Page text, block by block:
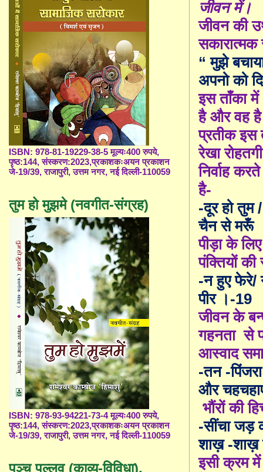
जीवन में।
जीवन की
सकारात्मक
“मुझे
अपनो को
इस ताँका में
है और वह है
प्रतीक इस
रेखा
निर्वाह
है-
-दूर हो
चैन से मरूँ
पीड़ा के
पंक्तियों
-न हुए फेरे/
पीर ।-19
जीवन के
गहनता से
आस्वाद
-तन -
और
भौंरों की
-सींचा जड़
शाख़ -
इसी क्रम
ISBN: 978-81-19229-38-5 मूल्यः400 रुपये,
पृष्ठ:144, संस्करण:2023,प्रकाशकःअयन प्रकाशन
जे-19/39, राजापुरी, उत्तम नगर, नई दिल्ली-110059
तुम हो मुझमे (नवगीत-संग्रह)
ISBN: 978-93-94221-73-4 मूल्यः400 रुपये,
पृष्ठ:144, संस्करण:2023,प्रकाशकःअयन प्रकाशन
जे-19/39, राजापुरी, उत्तम नगर, नई दिल्ली-110059
पञ्च पल्लव (काव्य-विविधा),